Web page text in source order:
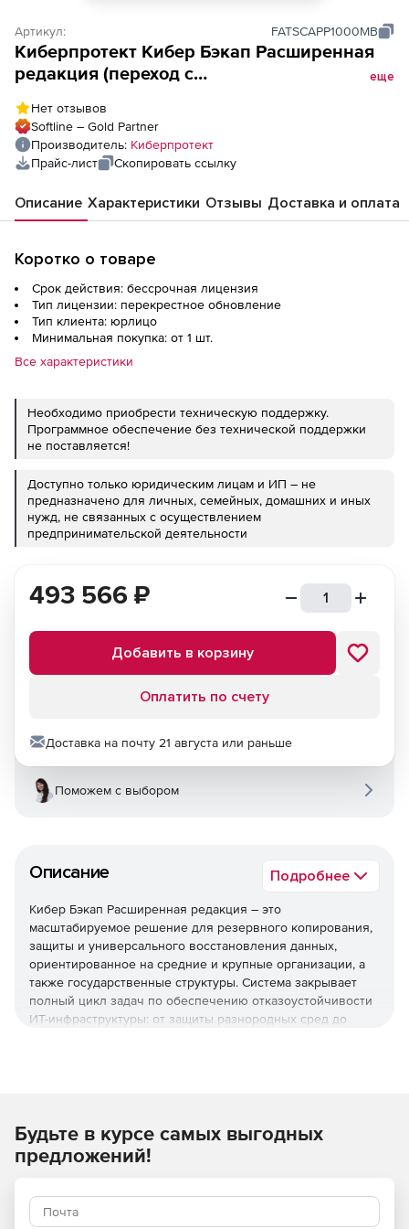
Артикул: FATSCAPP1000MB
Киберпротект Кибер Бэкап Расширенная
редакция (переход с
сертифицированную версию ФСТЭК для
коммерческих организаций), для
почтового ящика (1000 почтовых ящиков),
еще
Нет отзывов
Softline – Gold Partner
Производитель: Киберпротект
Прайс-лист
Скопировать ссылку
Описание Характеристики Отзывы Доставка и оплата
Коротко о товаре
Срок действия: бессрочная лицензия
Тип лицензии: перекрестное обновление
Тип клиента: юрлицо
Минимальная покупка: от 1 шт.
Все характеристики
Необходимо приобрести техническую поддержку.
Программное обеспечение без технической поддержки
не поставляется!
Доступно только юридическим лицам и ИП – не
предназначено для личных, семейных, домашних и иных
нужд, не связанных с осуществлением
предпринимательской деятельности
Описание Подробнее
Кибер Бэкап Расширенная редакция – это
масштабируемое решение для резервного копирования,
защиты и универсального восстановления данных,
ориентированное на средние и крупные организации, а
также государственные структуры. Система закрывает
полный цикл задач по обеспечению отказоустойчивости
ИТ-инфраструктуры: от защиты разнородных сред до
быстрого восстановления данных и соответствия
регуляторным требованиям при оптимальной стоимости
владения.
Необходимо приобрести
493 566 ₽
Добавить в корзину
Оплатить по счету
Доставка на почту 21 августа или раньше
Поможем с выбором
Будьте в курсе самых выгодных
предложений!